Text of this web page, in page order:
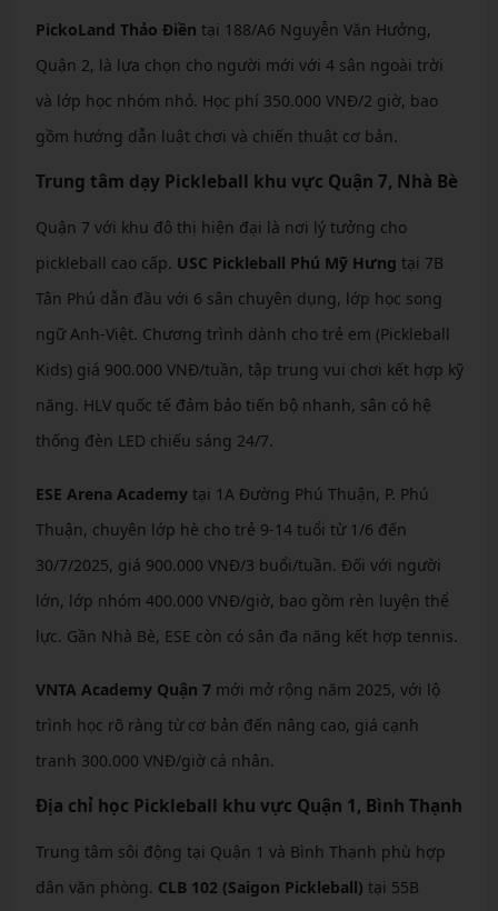
PickoLand Thảo Điền tại 188/A6 Nguyễn Văn Hưởng,
Quận 2, là lựa chọn cho người mới với 4 sân ngoài trời
và lớp học nhóm nhỏ. Học phí 350.000 VNĐ/2 giờ, bao
gồm hướng dẫn luật chơi và chiến thuật cơ bản.
Trung tâm dạy Pickleball khu vực Quận 7, Nhà Bè
Quận 7 với khu đô thị hiện đại là nơi lý tưởng cho
pickleball cao cấp. USC Pickleball Phú Mỹ Hưng tại 7B
Tân Phú dẫn đầu với 6 sân chuyên dụng, lớp học song
ngữ Anh-Việt. Chương trình dành cho trẻ em (Pickleball
Kids) giá 900.000 VNĐ/tuần, tập trung vui chơi kết hợp kỹ
năng. HLV quốc tế đảm bảo tiến bộ nhanh, sân có hệ
thống đèn LED chiếu sáng 24/7.
ESE Arena Academytại 1A Đường Phú Thuận, P. Phú
Thuận, chuyên lớp hè cho trẻ 9-14 tuổi từ 1/6 đến
30/7/2025, giá 900.000 VNĐ/3 buổi/tuần. Đối với người
lớn, lớp nhóm 400.000 VNĐ/giờ, bao gồm rèn luyện thể
lực. Gần Nhà Bè, ESE còn có sân đa năng kết hợp tennis.
VNTA Academy Quận 7mới mở rộng năm 2025, với lộ
trình học rõ ràng từ cơ bản đến nâng cao, giá cạnh
tranh 300.000 VNĐ/giờ cá nhân.
Địa chỉ học Pickleball khu vực Quận 1, Bình Thạnh
Trung tâm sôi động tại Quận 1 và Bình Thạnh phù hợp
dân văn phòng. CLB 102 (Saigon Pickleball) tại 55B